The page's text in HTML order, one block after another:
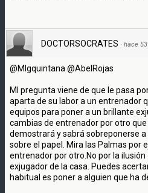
DOCTORSOCRATES · hace
@MIgquintana @AbelRojas
MI pregunta viene de que le pasa
aparta de su labor a un entrenador
equipos para poner a un brillante
cambias de entrenador por otro
demostrará y sabrá sobreponerse
sobre el papel. Mira las Palmas por
entrenador por otro.No por la
exjugador de la casa. Puedes
habitual es poner a alguien que ha